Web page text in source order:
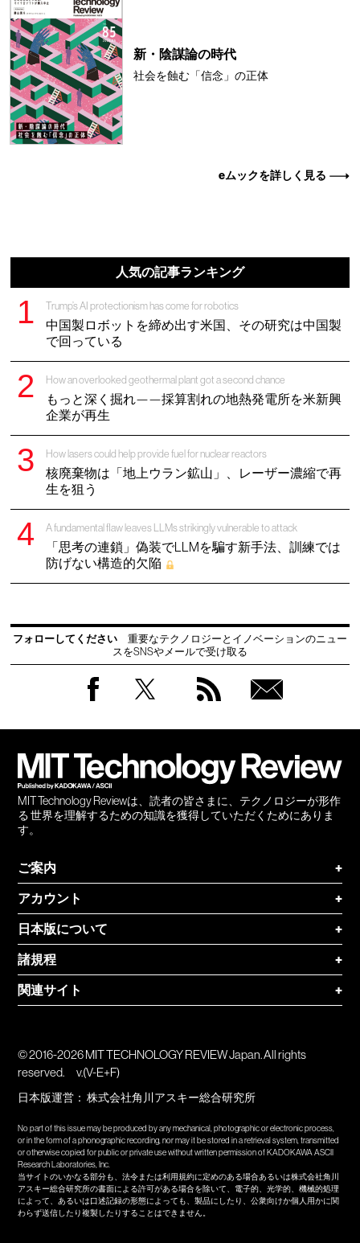
新・陰謀論の時代
社会を蝕む「信念」の正体
eムックを詳しく見る
人気の記事ランキング
Trump’s AI protectionism has come for robotics
中国製ロボットを締め出す米国、その研究は中国製
で回っている
How an overlooked geothermal plant got a second chance
もっと深く掘れ——採算割れの地熱発電所を米新興
企業が再生
How lasers could help provide fuel for nuclear reactors
核廃棄物は「地上ウラン鉱山」、レーザー濃縮で再
生を狙う
A fundamental flaw leaves LLMs strikingly vulnerable to attack
「思考の連鎖」偽装でLLMを騙す新手法、訓練では
防げない構造的欠陥
フォローしてください
重要なテクノロジーとイノベーションのニュー
スをSNSやメールで受け取る
MIT Technology Reviewは、読者の皆さまに、テクノロジーが形作
る 世界を理解するための知識を獲得していただくためにありま
す。
ご案内
+
アカウント
+
日本版について
+
諸規程
+
関連サイト
+
© 2016-2026 MIT TECHNOLOGY REVIEW Japan. All rights
reserved.
v.(V-E+F)
日本版運営：株式会社角川アスキー総合研究所
No part of this issue may be produced by any mechanical, photographic or electronic process,
or in the form of a phonographic recording, nor may it be stored in a retrieval system, transmitted
or otherwise copied for public or private use without written permission of KADOKAWA ASCII
Research Laboratories, Inc.
当サイトのいかなる部分も、法令または利用規約に定めのある場合あるいは株式会社角川
アスキー総合研究所の書面による許可がある場合を除いて、電子的、光学的、機械的処理
によって、あるいは口述記録の形態によっても、製品にしたり、公衆向けか個人用かに関
わらず送信したり複製したりすることはできません。